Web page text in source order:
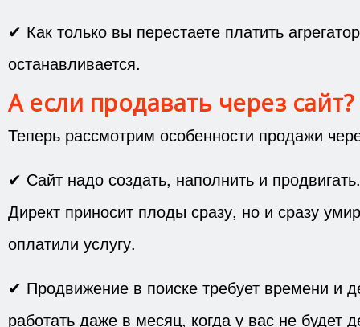
✔ Как только вы перестаете платить
останавливается.
А если продавать через сайт?
Теперь рассмотрим особенности продажи
✔ Сайт надо создать, наполнить и
Директ приносит плоды сразу, но и сразу
оплатили услугу.
✔ Продвижение в поиске требует времени и
работать даже в месяц, когда у вас не будет